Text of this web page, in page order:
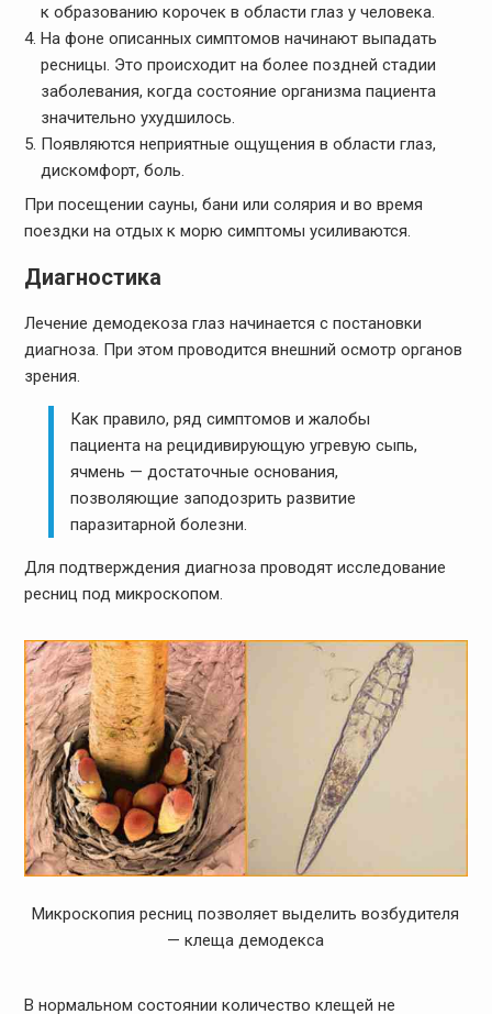
к образованию корочек в области глаз у человека.
На фоне описанных симптомов начинают выпадать
ресницы. Это происходит на более поздней стадии
заболевания, когда состояние организма пациента
значительно ухудшилось.
Появляются неприятные ощущения в области глаз,
дискомфорт, боль.
При посещении сауны, бани или солярия и во время
поездки на отдых к морю симптомы усиливаются.
Диагностика
Лечение демодекоза глаз начинается с постановки
диагноза. При этом проводится внешний осмотр органов
зрения.
Как правило, ряд симптомов и жалобы
пациента на рецидивирующую угревую сыпь,
ячмень — достаточные основания,
позволяющие заподозрить развитие
паразитарной болезни.
Для подтверждения диагноза проводят исследование
ресниц под микроскопом.
Микроскопия ресниц позволяет выделить возбудителя
— клеща демодекса
В нормальном состоянии количество клещей не